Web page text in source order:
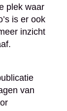
plek waar
is er ook
inzicht
van